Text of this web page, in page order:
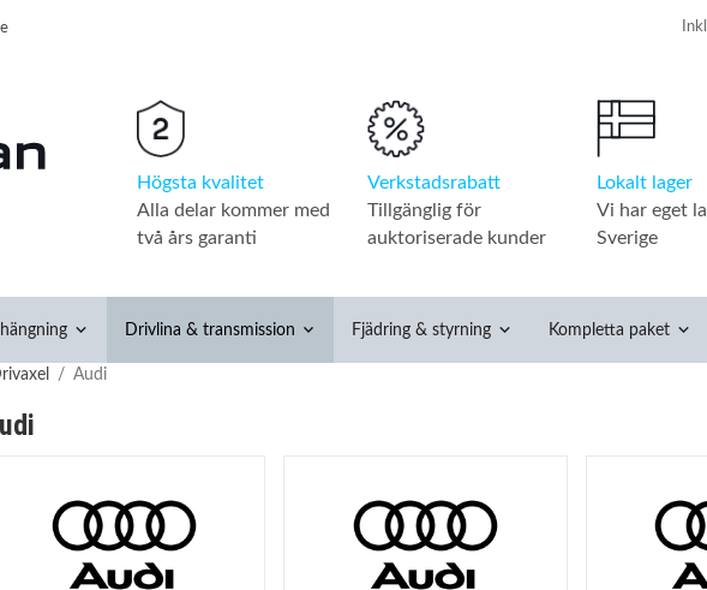
Högsta kvalitet
Alla delar kommer med
två års garanti
Verkstadsrabatt
Tillgänglig för
auktoriserade kunder
Lokalt lager
Vi har eget
Sverige
Drivlina & transmission Fjädring & styrning Kompletta paket
/ Audi